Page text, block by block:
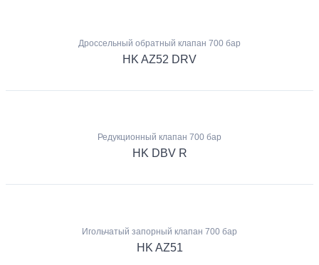
Дроссельный обратный клапан 700 бар
HK AZ52 DRV
Редукционный клапан 700 бар
HK DBV R
Игольчатый запорный клапан 700 бар
HK AZ51